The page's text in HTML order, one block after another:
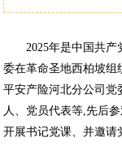
2025年是中国共产
委在革命圣地西柏坡组
平安产险河北分公司党
人、党员代表等,先后
开展书记党课、并邀请